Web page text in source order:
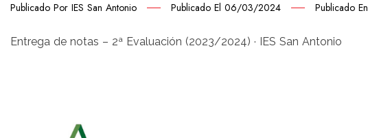
Publicado Por IES San Antonio Publicado El 06/03/2024 Publicado En
Entrega de notas – 2ª Evaluación (2023/2024) · IES San Antonio